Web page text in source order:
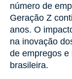
número de
Geração Z
anos. O
na inovação
de empregos
brasileira.